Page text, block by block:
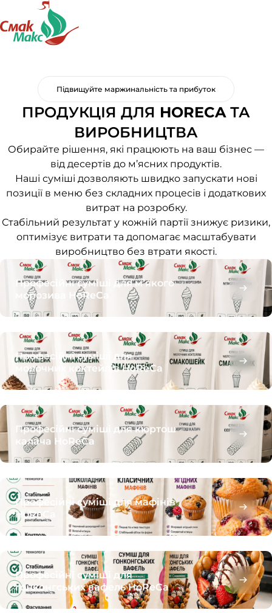
Підвищуйте маржинальність та прибуток
ПРОДУКЦІЯ ДЛЯ HORECAТА
ВИРОБНИЦТВА
Обирайте рішення, які працюють на ваш бізнес —
від десертів до м’ясних продуктів.
Наші суміші дозволяють швидко запускати нові
позиції в меню без складних процесів і додаткових
витрат на розробку.
Стабільний результат у кожній партії знижує ризики,
оптимізує витрати та допомагає масштабувати
виробництво без втрати якості.
Професійні суміші для м’якого
морозива HoReCa
Професійні суміші для
молочних коктейлів HoReCa
Професійні суміші для кюртош
калача HoReCa
Професійні суміші для мафінів
HoReCa
Професійні суміші для
гонконгських вафель HoReCa